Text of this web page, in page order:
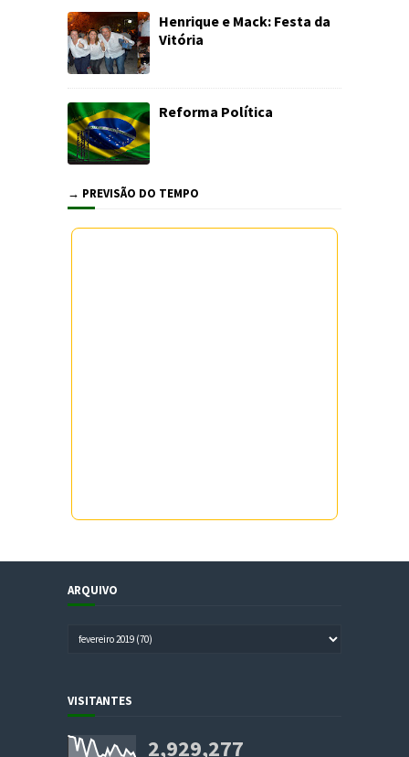
Henrique e Mack: Festa da
Vitória
Reforma Política
→ PREVISÃO DO TEMPO
ARQUIVO
VISITANTES
2,929,277